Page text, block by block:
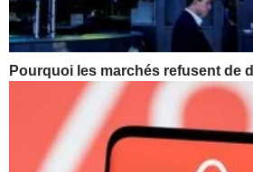
Pourquoi les marchés refusent de